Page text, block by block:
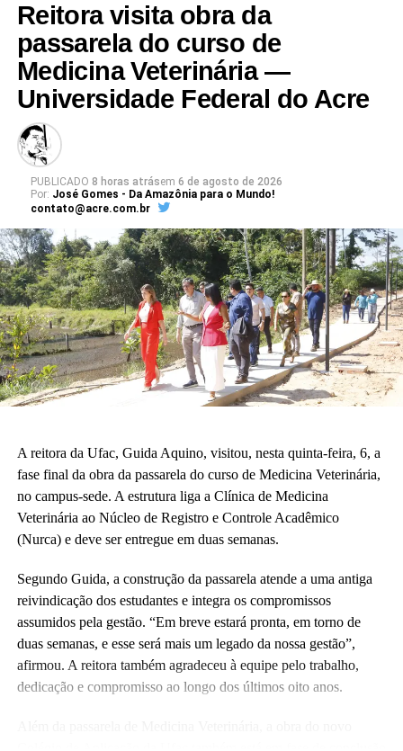
Reitora visita obra da
passarela do curso de
Medicina Veterinária —
Universidade Federal do Acre
PUBLICADO 8 horas atrásem 6 de agosto de 2026
Por: José Gomes - Da Amazônia para o Mundo!
contato@acre.com.br
A reitora da Ufac, Guida Aquino, visitou, nesta quinta-feira, 6, a
fase final da obra da passarela do curso de Medicina Veterinária,
no campus-sede. A estrutura liga a Clínica de Medicina
Veterinária ao Núcleo de Registro e Controle Acadêmico
(Nurca) e deve ser entregue em duas semanas.
Segundo Guida, a construção da passarela atende a uma antiga
reivindicação dos estudantes e integra os compromissos
assumidos pela gestão. “Em breve estará pronta, em torno de
duas semanas, e esse será mais um legado da nossa gestão”,
afirmou. A reitora também agradeceu à equipe pelo trabalho,
dedicação e compromisso ao longo dos últimos oito anos.